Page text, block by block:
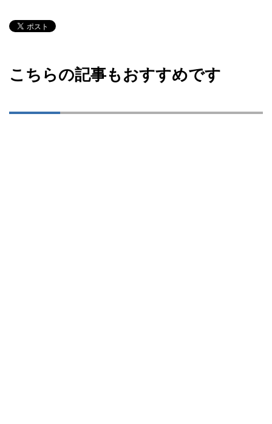
こちらの記事もおすすめです